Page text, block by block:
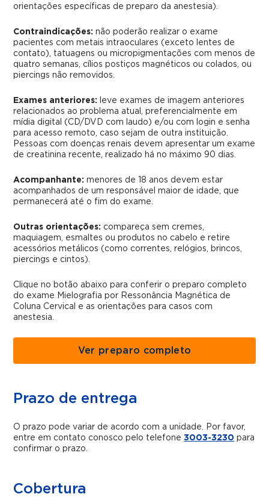
orientações específicas de preparo da anestesia).
Contraindicações:não poderão realizar o exame
pacientes com metais intraoculares (exceto lentes de
contato), tatuagens ou micropigmentações com menos de
quatro semanas, cílios postiços magnéticos ou colados, ou
piercings não removidos.
Exames anteriores:
leve exames de imagem anteriores
relacionados ao problema atual, preferencialmente em
mídia digital (CD/DVD com laudo) e/ou com login e senha
para acesso remoto, caso sejam de outra instituição.
Pessoas com doenças renais devem apresentar um exame
de creatinina recente, realizado há no máximo 90 dias.
Acompanhante: menores de 18 anos devem estar
acompanhados de um responsável maior de idade, que
permanecerá até o fim do exame.
Outras orientações: compareça sem cremes,
maquiagem, esmaltes ou produtos no cabelo e retire
acessórios metálicos (como correntes, relógios, brincos,
piercings e cintos).
Clique no botão abaixo para conferir o preparo completo
do exame Mielografia por Ressonância Magnética de
Coluna Cervical e as orientações para casos com
anestesia.
Ver preparo completo
Prazo de entrega
O prazo pode variar de acordo com a unidade. Por favor,
entre em contato conosco pelo telefone3003-3230 para
confirmar o prazo.
Cobertura